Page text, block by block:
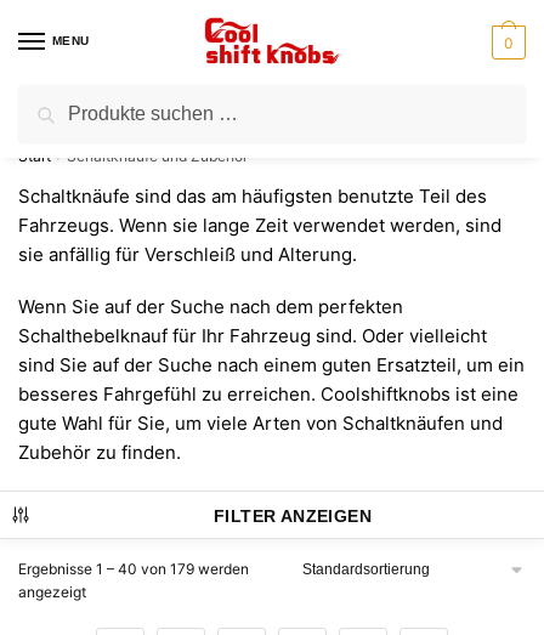
Navigation
Inhalt MENU
nach:
0
⭐Kostenloser Versand für alle Bestellungen
Start Schaltknäufe und Zubehör
Schaltknäufe sind das am häufigsten benutzte Teil des
Fahrzeugs. Wenn sie lange Zeit verwendet werden, sind
sie anfällig für Verschleiß und Alterung.
Wenn Sie auf der Suche nach dem perfekten
Schalthebelknauf für Ihr Fahrzeug sind. Oder vielleicht
sind Sie auf der Suche nach einem guten Ersatzteil, um ein
besseres Fahrgefühl zu erreichen. Coolshiftknobs ist eine
gute Wahl für Sie, um viele Arten von Schaltknäufen und
Zubehör zu finden.
FILTER ANZEIGEN
Ergebnisse 1 – 40 von 179 werden
angezeigt